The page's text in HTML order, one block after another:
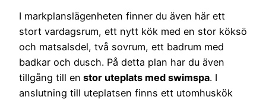
I markplanslägenheten finner du även här ett
stort vardagsrum, ett nytt kök med en stor köksö
och matsalsdel, två sovrum, ett badrum med
badkar och dusch. På detta plan har du även
tillgång till en stor uteplats med swimspa. I
anslutning till uteplatsen finns ett utomhuskök